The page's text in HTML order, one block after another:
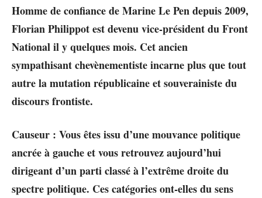
Homme de confiance de Marine Le Pen depuis 2009,
Florian Philippot est devenu vice-président du Front
National il y quelques mois. Cet ancien
sympathisant chevènementiste incarne plus que tout
autre la mutation républicaine et souverainiste du
discours frontiste.
Causeur : Vous êtes issu d’une mouvance politique
ancrée à gauche et vous retrouvez aujourd’hui
dirigeant d’un parti classé à l’extrême droite du
spectre politique. Ces catégories ont-elles du sens